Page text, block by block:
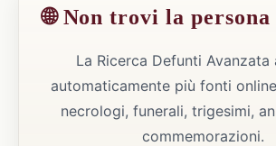
🌐 Non trovi la persona
La Ricerca Defunti Avanzata
automaticamente più fonti
necrologi, funerali, trigesimi,
commemorazioni.